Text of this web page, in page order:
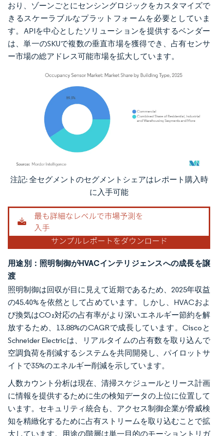
おり、ゾーンごとにセンシングロジックをカスタマイズで
きるスケーラブルなプラットフォームを必要としていま
す。APIを中心としたソリューションを提供するベンダー
は、単一のSKUで複数の垂直市場を獲得でき、占有センサ
ー市場の総アドレス可能市場を拡大しています。
画像 © Mordor Intelligence。再利用にはCC BY 4.0の表示が必要です。
注記: 全セグメントのセグメントシェアはレポート購入時
に入手可能
用途別：照明制御がHVACインテリジェンスへの成長を譲
渡
照明制御は回収が目に見えて近期であるため、2025年収益
の45.40%を依然として占めています。しかし、HVACおよ
び換気はCO₂対応の占有率がより深いエネルギー節約を解
放するため、13.88%のCAGRで成長しています。Ciscoと
Schneider Electricは、リアルタイムの占有数を取り込んで
空調負荷を削減するシステムを共同開発し、パイロットサ
イトで35%のエネルギー削減を示しています。
人数カウント分析は現在、清掃スケジュールとリース計画
に情報を提供するために生の検知データの上位に位置して
います。セキュリティ統合も、アクセス制御企業が脅威検
知を精緻化するために占有ストリームを取り込むことで拡
大しています。用途の階層は単一目的のモーショントリガ